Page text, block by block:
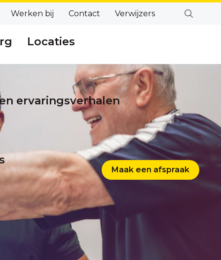
Locaties
ervaringsverhalen
Maak een afspraak
Werken bij Contact Verwijzers